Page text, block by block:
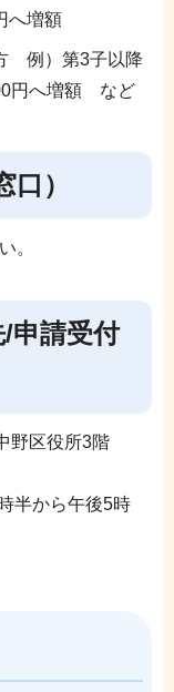
へ増額
例）第3子以降
円へ増額 など
）
。
申請受付
野区役所3階
半から午後5時